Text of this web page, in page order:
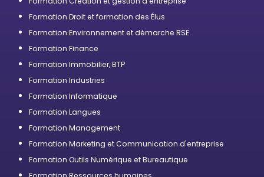
Formation Droit et formation des Élus
Formation Environnement et démarche RSE
Formation Finance
Formation Immobilier, BTP
Formation Industries
Formation Informatique
Formation Langues
Formation Management
Formation Marketing et Communication d'entreprise
Formation Outils Numérique et Bureautique